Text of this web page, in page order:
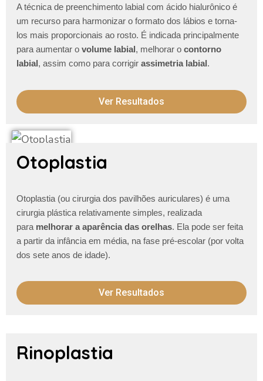
A técnica de preenchimento labial com ácido hialurônico é
um recurso para harmonizar o formato dos lábios e torna-
los mais proporcionais ao rosto. É indicada principalmente
para aumentar o volume labial, melhorar o contorno
labial, assim como para corrigir assimetria labial.
Ver Resultados
Otoplastia
Otoplastia (ou cirurgia dos pavilhões auriculares) é uma
cirurgia plástica relativamente simples, realizada
para melhorar a aparência das orelhas. Ela pode ser feita
a partir da infância em média, na fase pré-escolar (por volta
dos sete anos de idade).
Ver Resultados
Rinoplastia